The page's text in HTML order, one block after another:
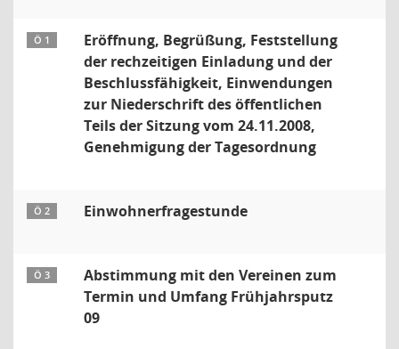
Ö 1
Eröffnung, Begrüßung, Feststellung
der rechzeitigen Einladung und der
Beschlussfähigkeit, Einwendungen
zur Niederschrift des öffentlichen
Teils der Sitzung vom 24.11.2008,
Genehmigung der Tagesordnung
Ö 2 Einwohnerfragestunde
Ö 3
Abstimmung mit den Vereinen zum
Termin und Umfang Frühjahrsputz
09